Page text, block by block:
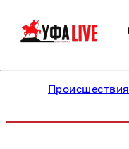
Происшествия